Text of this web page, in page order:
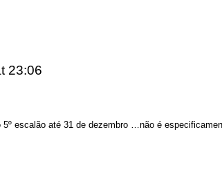
23:06
escalão até 31 de dezembro …não é